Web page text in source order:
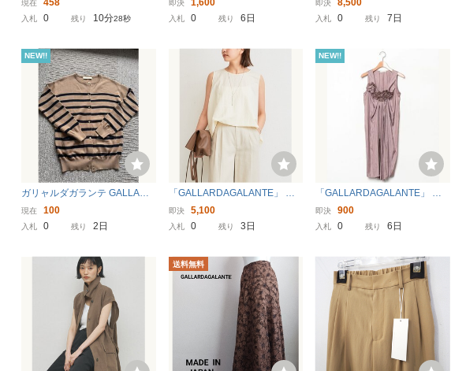
ワイドパンツ サイズ0 グレージ
現在
入札 0 残り 10分26秒
イト レディース
即決
入札 0 残り 6日
ディース
即決
入札 0 残り 7日
NEW!!
ガリャルダガランテ GALLARD
AGALANTE ボーダークルーネ
ックカーディガン ニット ベ
現在 100
入札 0 残り 2日
「GALLARDAGALANTE」 ノ
ースリーブトップス FREE アイ
ボリー レディース
即決 5,100
入札 0 残り 3日
NEW!!
「GALLARDAGALANTE」 ノ
ースリーブワンピース 38 ピン
ク レディース
即決 900
入札 0 残り 6日
送料無料